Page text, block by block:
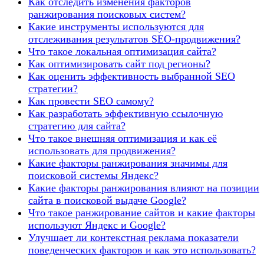
ранжирования поисковых систем?
Какие инструменты используются для
отслеживания результатов SEO-продвижения?
Что такое локальная оптимизация сайта?
Как оптимизировать сайт под регионы?
Как оценить эффективность выбранной SEO
стратегии?
Как провести SEO самому?
Как разработать эффективную ссылочную
стратегию для сайта?
Что такое внешняя оптимизация и как её
использовать для продвижения?
Какие факторы ранжирования значимы для
поисковой системы Яндекс?
Какие факторы ранжирования влияют на позиции
сайта в поисковой выдаче Google?
Что такое ранжирование сайтов и какие факторы
используют Яндекс и Google?
Улучшает ли контекстная реклама показатели
поведенческих факторов и как это использовать?